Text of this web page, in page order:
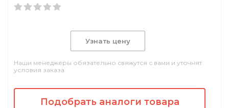
Узнать цену
Наши менеджеры обязательно свяжутся с вами и уточнят
условия заказа
Подобрать аналоги товара